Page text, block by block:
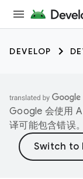
DEVELOP
Google 会使用
译可能包含错误。